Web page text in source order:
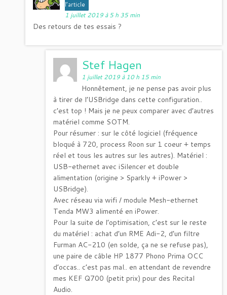
l’article
1 juillet 2019 à 5 h 35 min
Des retours de tes essais ?
Stef Hagen
1 juillet 2019 à 10 h 15 min
Honnêtement, je ne pense pas avoir plus
à tirer de l’USBridge dans cette configuration..
c’est top ! Mais je ne peux comparer avec d’autres
matériel comme SOTM.
Pour résumer : sur le côté logiciel (fréquence
bloqué à 720, process Roon sur 1 coeur + temps
réel et tous les autres sur les autres). Matériel :
USB-ethernet avec iSilencer et double
alimentation (origine > Sparkly + iPower >
USBridge).
Avec réseau via wifi / module Mesh-ethernet
Tenda MW3 alimenté en iPower.
Pour la suite de l’optimisation, c’est sur le reste
du matériel : achat d’un RME Adi-2, d’un filtre
Furman AC-210 (en solde, ça ne se refuse pas),
une paire de câble HP 1877 Phono Prima OCC
d’occas.. c’est pas mal.. en attendant de revendre
mes KEF Q700 (petit prix) pour des Recital
Audio.